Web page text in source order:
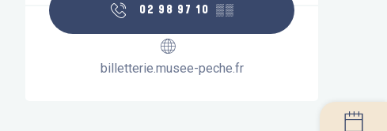
02 98 97 10 ▒▒
billetterie.musee-peche.fr